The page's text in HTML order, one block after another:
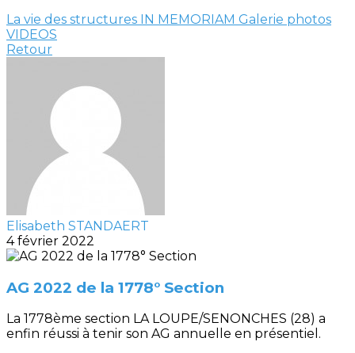
La vie des structures IN MEMORIAM Galerie photos
VIDEOS
Retour
Elisabeth STANDAERT
4 février 2022
AG 2022 de la 1778° Section
La 1778ème section LA LOUPE/SENONCHES (28) a
enfin réussi à tenir son AG annuelle en présentiel.